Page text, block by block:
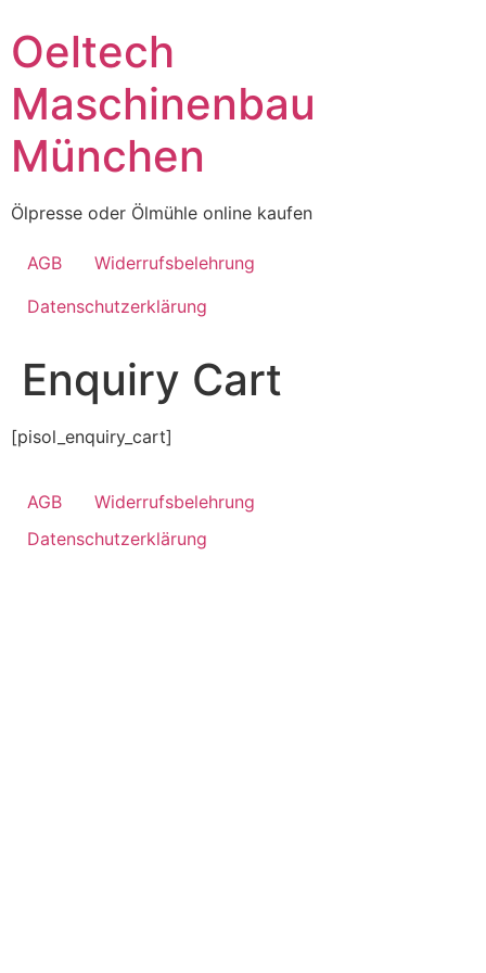
to
content
Oeltech
Maschinenbau
München
Ölpresse oder Ölmühle online kaufen
AGB
Widerrufsbelehrung
Datenschutzerklärung
Enquiry Cart
[pisol_enquiry_cart]
AGB
Widerrufsbelehrung
Datenschutzerklärung